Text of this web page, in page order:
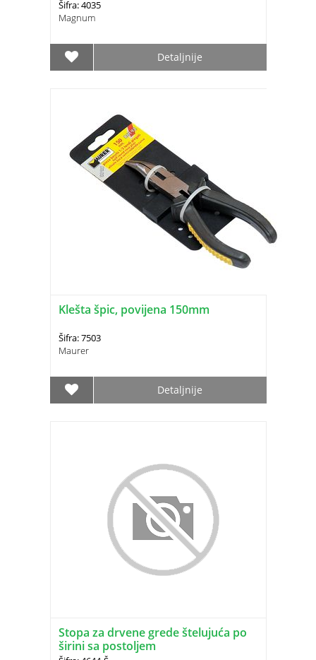
Šifra: 4035
Magnum
Detaljnije
Klešta špic, povijena 150mm
Šifra: 7503
Maurer
Detaljnije
Stopa za drvene grede štelujuća po
širini sa postoljem